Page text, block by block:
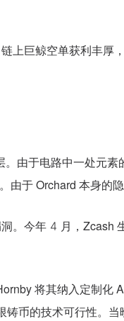
上巨鲸空单获利丰厚
由于电路中一处元
于 Orchard 本身的
。今年 4 月， Zcash
将其纳入定制
币的技术可行性。